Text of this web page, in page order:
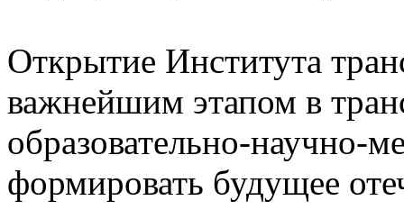
Открытие Института
важнейшим этапом в
образовательно-научно-
формировать будущее